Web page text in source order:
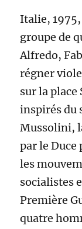
Italie,
groupe de
Alfredo,
régner
sur la place
inspirés du
Mussolini,
par le
les
socialistes
Première
quatre